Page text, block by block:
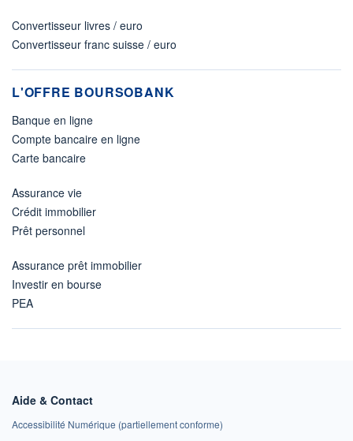
Convertisseur livres / euro
Convertisseur franc suisse / euro
L'OFFRE BOURSOBANK
Banque en ligne
Compte bancaire en ligne
Carte bancaire
Assurance vie
Crédit immobilier
Prêt personnel
Assurance prêt immobilier
Investir en bourse
PEA
Aide & Contact
Accessibilité Numérique (partiellement conforme)